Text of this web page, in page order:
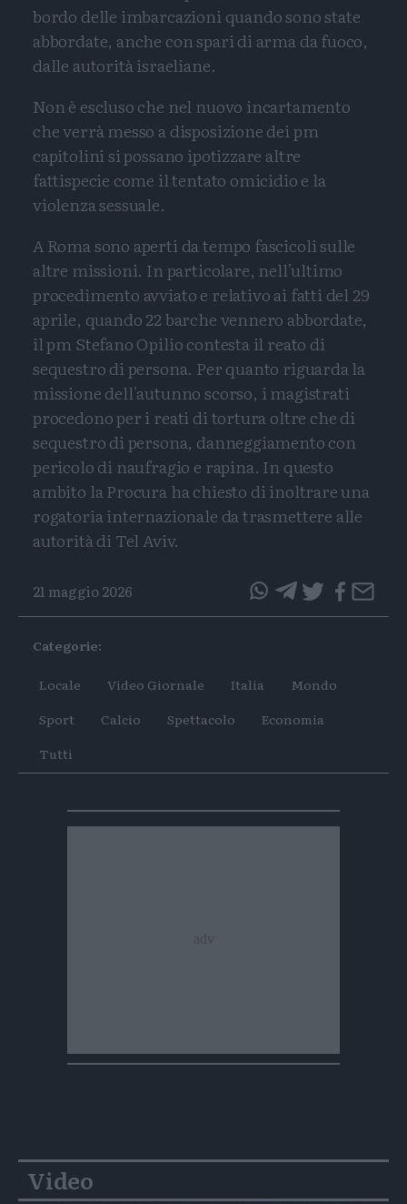
bordo delle imbarcazioni quando sono state
abbordate, anche con spari di arma da fuoco,
dalle autorità israeliane.
Non è escluso che nel nuovo incartamento
che verrà messo a disposizione dei pm
capitolini si possano ipotizzare altre
fattispecie come il tentato omicidio e la
violenza sessuale.
A Roma sono aperti da tempo fascicoli sulle
altre missioni. In particolare, nell'ultimo
procedimento avviato e relativo ai fatti del 29
aprile, quando 22 barche vennero abbordate,
il pm Stefano Opilio contesta il reato di
sequestro di persona. Per quanto riguarda la
missione dell'autunno scorso, i magistrati
procedono per i reati di tortura oltre che di
sequestro di persona, danneggiamento con
pericolo di naufragio e rapina. In questo
ambito la Procura ha chiesto di inoltrare una
rogatoria internazionale da trasmettere alle
autorità di Tel Aviv.
21 maggio 2026
questoquesto
Categorie:
Locale Video Giornale Italia
Mondo
Sport
Calcio Spettacolo
Economia
Tutti
Video